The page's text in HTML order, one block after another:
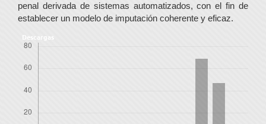
penal derivada de sistemas automatizados, con el fin de
establecer un modelo de imputación coherente y eficaz.
Descargas